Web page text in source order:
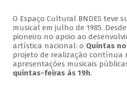
O Espaço Cultural BNDES teve
musical em julho de 1985.
pioneiro no apoio ao
artística nacional: o Quintas no
projeto de realização contínua
apresentações musicais
quintas-feiras às 19h.